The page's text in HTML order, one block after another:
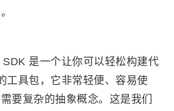
。
是一个让你可以轻松构建代
工具包，它非常轻便、容易使
要复杂的抽象概念。这是我们